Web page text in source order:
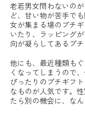
老若男女問わないの
ど、甘い物が苦手で
女が集まる場のプチ
いたり、ラッピング
向が凝らしてあるプ
他にも、最近種類も
くなってしまうので
ぴったりのプチギフ
なものが人気です。
たら別の機会に、な